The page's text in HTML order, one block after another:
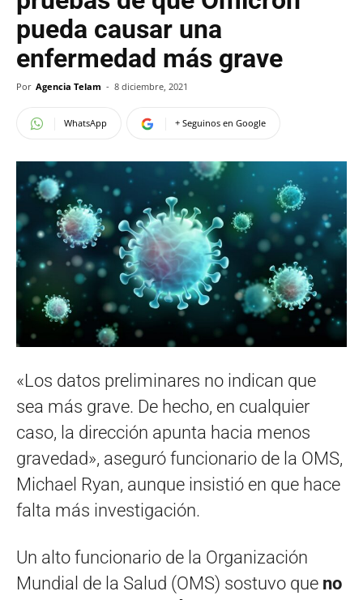
pueda causar una
enfermedad más grave
Por Agencia Telam - 8 diciembre, 2021
WhatsApp + Seguinos en Google
«Los datos preliminares no indican que
sea más grave. De hecho, en cualquier
caso, la dirección apunta hacia menos
gravedad», aseguró funcionario de la OMS,
Michael Ryan, aunque insistió en que hace
falta más investigación.
Un alto funcionario de la Organización
Mundial de la Salud (OMS) sostuvo que no